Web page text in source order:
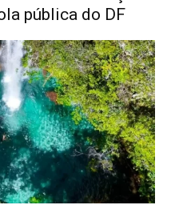
pública do DF